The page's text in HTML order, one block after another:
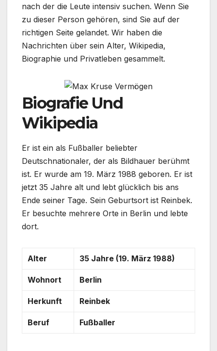
nach der die Leute intensiv suchen. Wenn Sie
zu dieser Person gehören, sind Sie auf der
richtigen Seite gelandet. Wir haben die
Nachrichten über sein Alter, Wikipedia,
Biographie und Privatleben gesammelt.
Biografie Und
Wikipedia
Er ist ein als Fußballer beliebter
Deutschnationaler, der als Bildhauer berühmt
ist. Er wurde am 19. März 1988 geboren. Er ist
jetzt 35 Jahre alt und lebt glücklich bis ans
Ende seiner Tage. Sein Geburtsort ist Reinbek.
Er besuchte mehrere Orte in Berlin und lebte
dort.
Alter 35 Jahre (19. März 1988)
Wohnort Berlin
Herkunft Reinbek
Beruf Fußballer